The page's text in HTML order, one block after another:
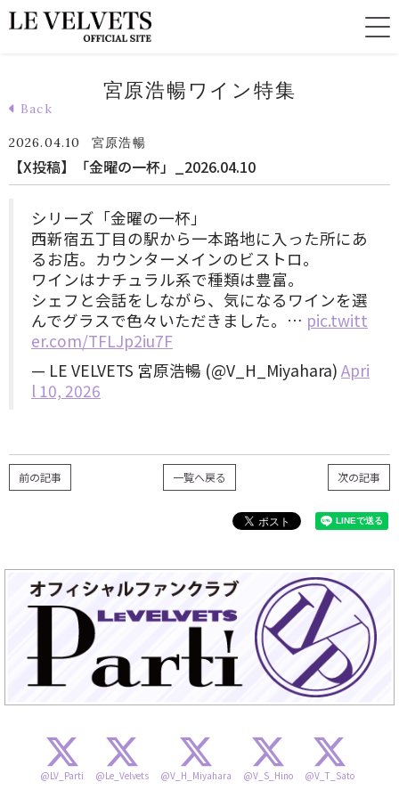
宮原浩暢ワイン特集
Back
2026.04.10 宮原浩暢
【X投稿】「金曜の一杯」_2026.04.10
シリーズ「金曜の一杯」
西新宿五丁目の駅から一本路地に入った所にあ
るお店。カウンターメインのビストロ。
ワインはナチュラル系で種類は豊富。
シェフと会話をしながら、気になるワインを選
んでグラスで色々いただきました。… pic.twitt
er.com/TFLJp2iu7F
— LE VELVETS 宮原浩暢 (@V_H_Miyahara) Apri
l 10, 2026
次の記事
一覧へ戻る
前の記事
@LV_Parti @Le_Velvets @V_H_Miyahara @V_S_Hino @V_T_Sato